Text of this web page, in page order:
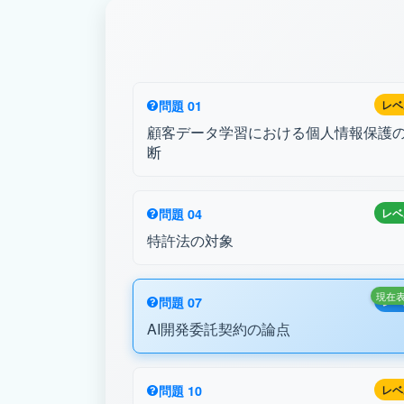
レ
問題 01
顧客データ学習における個人情報保護
断
レ
問題 04
特許法の対象
レ
問題 07
AI開発委託契約の論点
現在
レ
問題 10